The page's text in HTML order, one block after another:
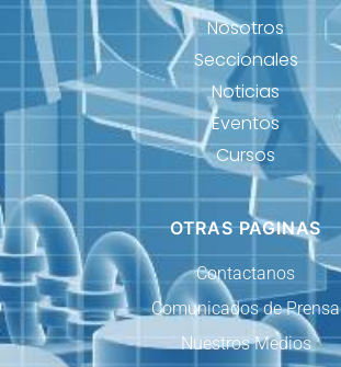
Nosotros
Seccionales
Noticias
Eventos
Cursos
OTRAS PAGINAS
Contactanos
Comunicados de Prensa
Nuestros Medios